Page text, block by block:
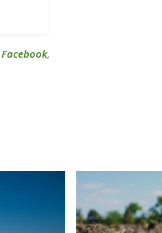
Facebook,